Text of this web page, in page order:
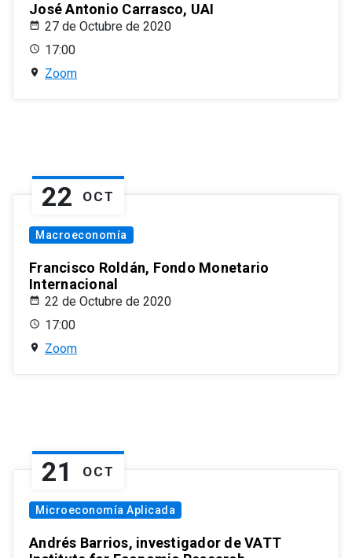
José Antonio Carrasco, UAI
27 de Octubre de 2020
17:00
Zoom
22 OCT
Macroeconomía
Francisco Roldán, Fondo Monetario
Internacional
22 de Octubre de 2020
17:00
Zoom
21 OCT
Microeconomía Aplicada
Andrés Barrios, investigador de VATT